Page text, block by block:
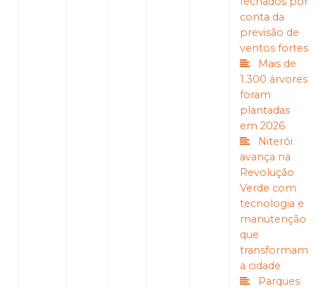
conta da
previsão de
ventos fortes
Mais de
1.300 árvores
foram
plantadas
em 2026
Niterói
avança na
Revolução
Verde com
tecnologia e
manutenção
que
transformam
a cidade
Parques